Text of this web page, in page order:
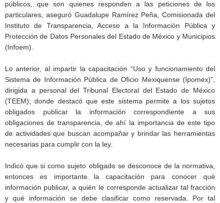
públicos, que son quienes responden a las peticiones de los
particulares, aseguró Guadalupe Ramírez Peña, Comisionada del
Instituto de Transparencia, Acceso a la Información Pública y
Protección de Datos Personales del Estado de México y Municipios
(Infoem).
Lo anterior, al impartir la capacitación “Uso y funcionamiento del
Sistema de Información Pública de Oficio Mexiquense (Ipomex)”,
dirigida a personal del Tribunal Electoral del Estado de México
(TEEM); donde destacó que este sistema permite a los sujetos
obligados publicar la información correspondiente a sus
obligaciones de transparencia, de ahí la importancia de este tipo
de actividades que buscan acompañar y brindar las herramientas
necesarias para cumplir con la ley.
Indicó que si como sujeto obligado se desconoce de la normativa,
entonces es importante la capacitación para conocer qué
información publicar, a quién le corresponde actualizar tal fracción
y qué información se debe clasificar como reservada. Por tal